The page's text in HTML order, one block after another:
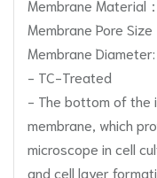
Membrane Material
Membrane Pore
Membrane
- TC-Treated
- The bottom of the
membrane, which
microscope in cell
and cell layer